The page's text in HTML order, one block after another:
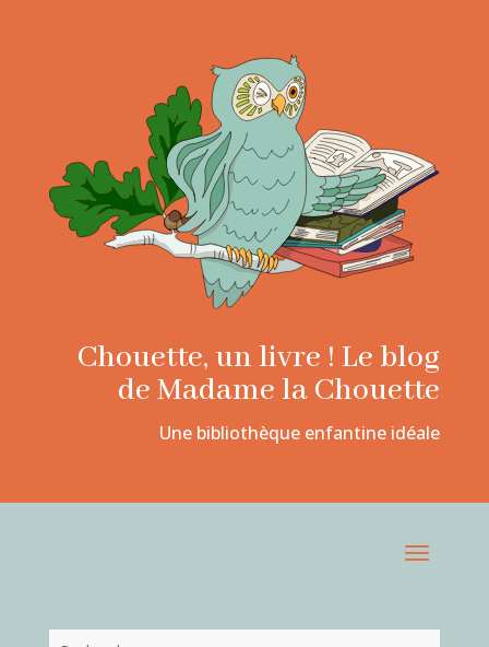
Chouette, un livre ! Le blog
de Madame la Chouette
Une bibliothèque enfantine idéale